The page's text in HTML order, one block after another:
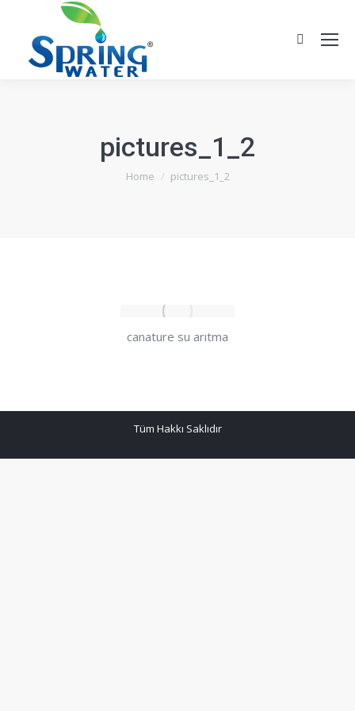
Search:
pictures_1_2
You are here:
Home pictures_1_2
canature su arıtma
Tüm Hakkı Saklıdır